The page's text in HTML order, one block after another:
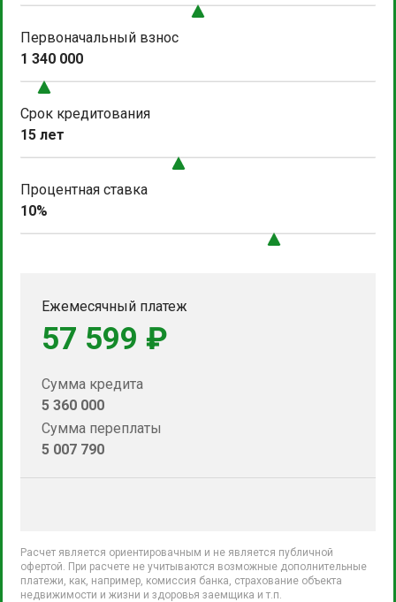
Первоначальный взнос
1 340 000
Срок кредитования
15 лет
Процентная ставка
10%
Ежемесячный платеж
57 599 ₽
Сумма кредита
5 360 000
Сумма переплаты
5 007 790
Расчет является ориентировачным и не является публичной
офертой. При расчете не учитываются возможные дополнительные
платежи, как, например, комиссия банка, страхование объекта
недвижимости и жизни и здоровья заемщика и т.п.